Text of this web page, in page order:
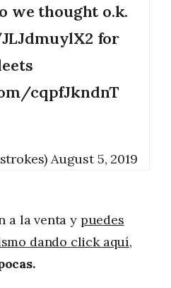
we thought o.k.
for
cqpfJkndnT
August 5, 2019
a la venta y puedes
dando click aquí,